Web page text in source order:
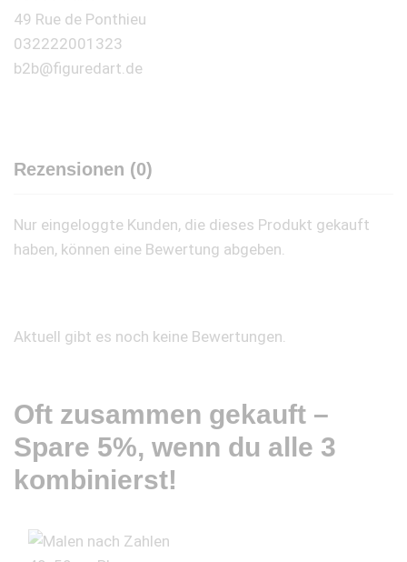
49 Rue de Ponthieu
032222001323
b2b@figuredart.de
Rezensionen (0)
Nur eingeloggte Kunden, die dieses Produkt gekauft
haben, können eine Bewertung abgeben.
Aktuell gibt es noch keine Bewertungen.
Oft zusammen gekauft –
Spare 5%, wenn du alle 3
kombinierst!